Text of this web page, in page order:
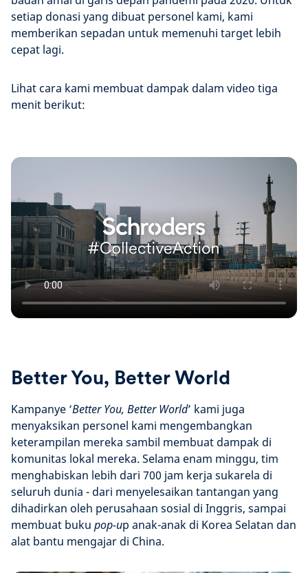
setiap donasi yang dibuat personel kami, kami
memberikan sepadan untuk memenuhi target lebih
cepat lagi.
Lihat cara kami membuat dampak dalam video tiga
menit berikut:
Better You, Better World
Kampanye ‘Better You, Better World’ kami juga
menyaksikan personel kami mengembangkan
keterampilan mereka sambil membuat dampak di
komunitas lokal mereka. Selama enam minggu, tim
menghabiskan lebih dari 700 jam kerja sukarela di
seluruh dunia - dari menyelesaikan tantangan yang
dihadirkan oleh perusahaan sosial di Inggris, sampai
membuat buku pop-up anak-anak di Korea Selatan dan
alat bantu mengajar di China.